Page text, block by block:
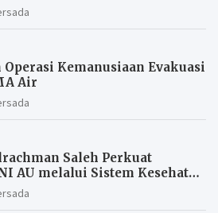
Kemanusiaan Evakuasi
Air
Saleh Perkuat
AU melalui Sistem Kesehatan